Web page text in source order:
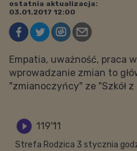
ostatnia aktualizacja:
03.01.2017 12:00
Empatia, uważność, praca
wprowadzanie zmian to
"zmianoczyńcy" ze "Szkół z
 119'11
Strefa Rodzica 3 stycznia